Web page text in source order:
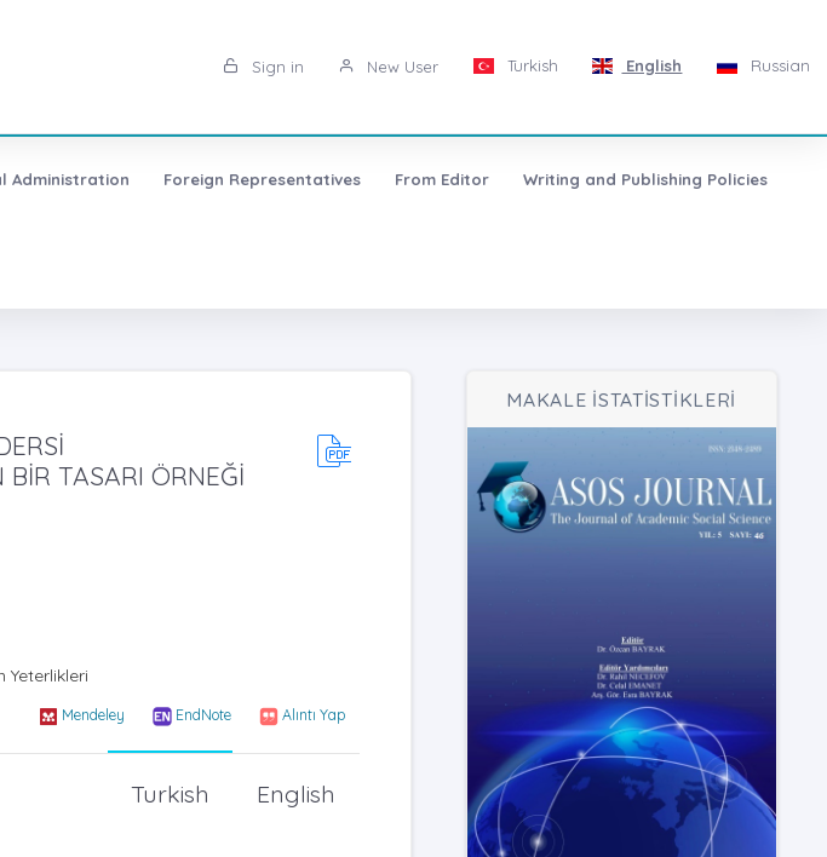
Sign in New User Turkish English Russian
Administration Foreign Representatives From Editor Writing and Publishing Policies
BİR TASARI ÖRNEĞİ
Yeterlikleri
Mendeley EndNote Alıntı Yap
English
Turkish
MAKALE İSTATİSTİKLERİ